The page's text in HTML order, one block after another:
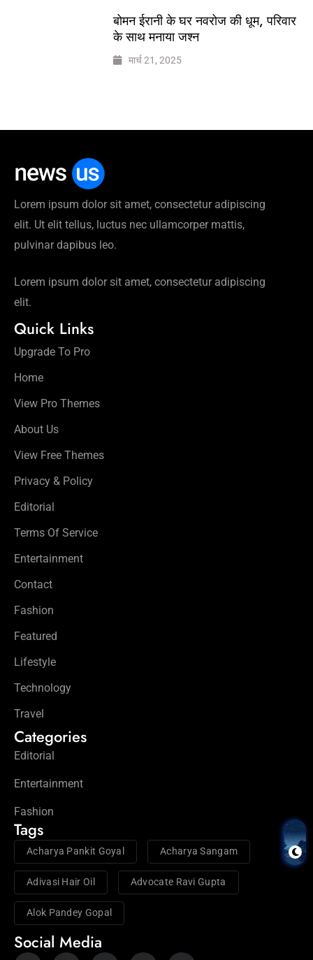
बोमन ईरानी के घर नवरोज की धूम, परिवार
के साथ मनाया जश्न
मार्च 21, 2025
Lorem ipsum dolor sit amet, consectetur adipiscing
elit. Ut elit tellus, luctus nec ullamcorper mattis,
pulvinar dapibus leo.
Lorem ipsum dolor sit amet, consectetur adipiscing
elit.
Quick Links
Upgrade To Pro
Home
View Pro Themes
About Us
View Free Themes
Privacy & Policy
Editorial
Terms Of Service
Entertainment
Contact
Fashion
Featured
Lifestyle
Technology
Travel
Categories
Editorial
Entertainment
Fashion
Tags
Acharya Pankit Goyal Acharya Sangam
Adivasi Hair Oil Advocate Ravi Gupta
Alok Pandey Gopal
Social Media